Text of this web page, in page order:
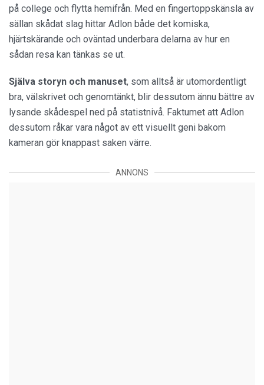
på college och flytta hemifrån. Med en fingertoppskänsla av
sällan skådat slag hittar Adlon både det komiska,
hjärtskärande och oväntad underbara delarna av hur en
sådan resa kan tänkas se ut.
Själva storyn och manuset, som alltså är utomordentligt
bra, välskrivet och genomtänkt, blir dessutom ännu bättre av
lysande skådespel ned på statistnivå. Faktumet att Adlon
dessutom råkar vara något av ett visuellt geni bakom
kameran gör knappast saken värre.
ANNONS